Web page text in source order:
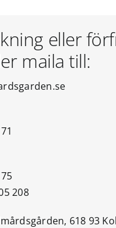
eller
maila till:
208
618 93